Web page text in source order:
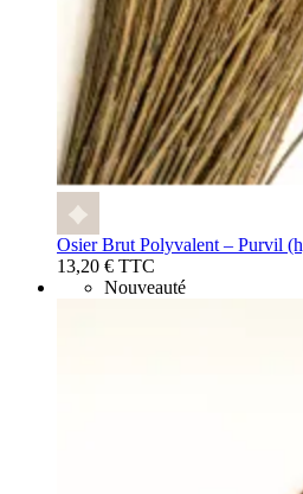
Osier Brut Polyvalent – Purvil
13,20 € TTC
Nouveauté